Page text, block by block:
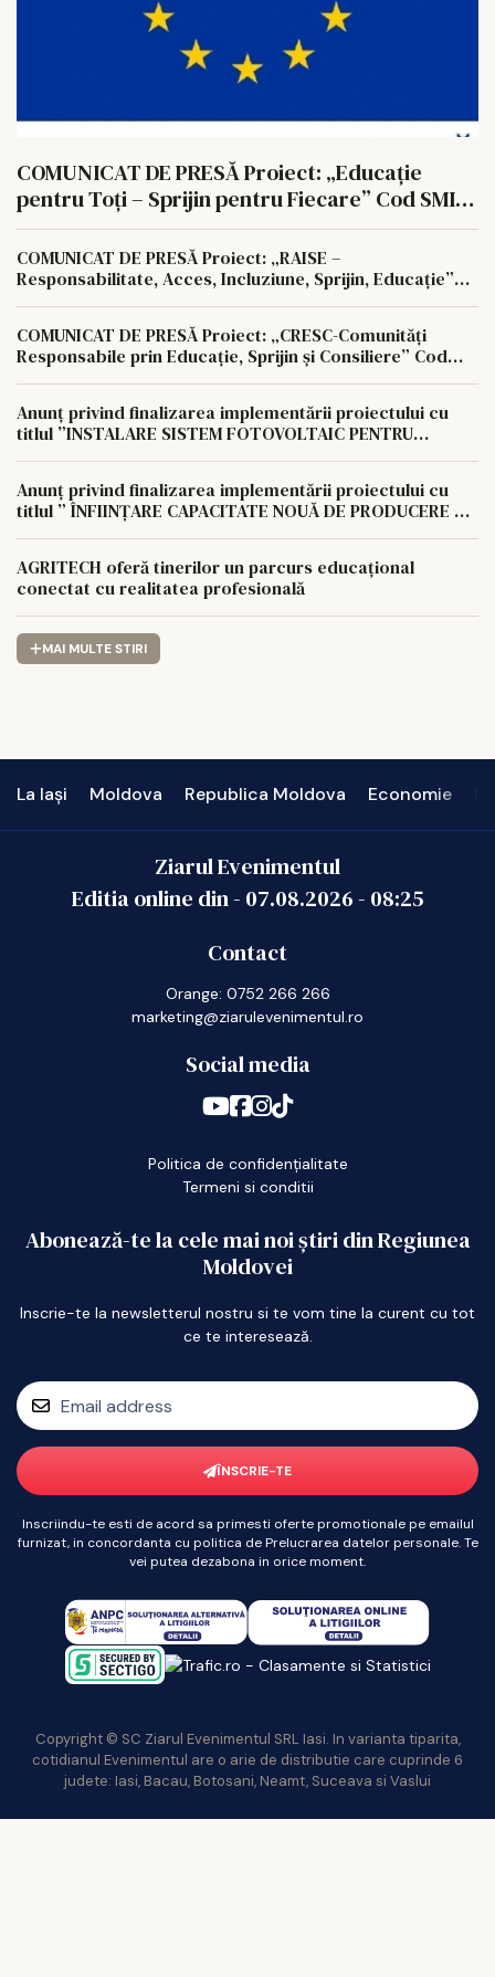
COMUNICAT DE PRESĂ Proiect: „Educație
pentru Toți – Sprijin pentru Fiecare” Cod SMIS:
351806
COMUNICAT DE PRESĂ Proiect: „RAISE –
Responsabilitate, Acces, Incluziune, Sprijin, Educație”
COMUNICAT DE PRESĂ Proiect: „CRESC-Comunități
Responsabile prin Educație, Sprijin și Consiliere” Cod
Anunț privind finalizarea implementării proiectului cu
titlul ”INSTALARE SISTEM FOTOVOLTAIC PENTRU
Anunț privind finalizarea implementării proiectului cu
titlul ” ÎNFIINȚARE CAPACITATE NOUĂ DE PRODUCERE A
AGRITECH oferă tinerilor un parcurs educațional
conectat cu realitatea profesională
MAI MULTE STIRI
La Iași Moldova Republica Moldova Economie
Ziarul Evenimentul
Editia online din - 07.08.2026- 08:25
Contact
Orange: 0752 266 266
marketing@ziarulevenimentul.ro
Social media
Politica de confidențialitate
Termeni si conditii
Abonează-te la cele mai noi știri din Regiunea
Moldovei
Inscrie-te la newsletterul nostru si te vom tine la curent cu tot
ce te interesează.
ÎNSCRIE-TE
Inscriindu-te esti de acord sa primesti oferte promotionale pe emailul
furnizat, in concordanta cu politica de Prelucrarea datelor personale. Te
vei putea dezabona in orice moment.
Copyright © SC Ziarul Evenimentul SRL Iasi. In varianta tiparita,
cotidianul Evenimentul are o arie de distributie care cuprinde 6
judete: Iasi, Bacau, Botosani, Neamt, Suceava si Vaslui